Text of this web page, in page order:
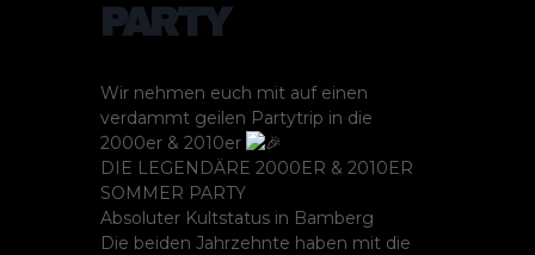
PARTY
Wir nehmen euch mit auf einen
verdammt geilen Partytrip in die
2000er & 2010er
DIE LEGENDÄRE 2000ER & 2010ER
SOMMER PARTY
Absoluter Kultstatus in Bamberg
Die beiden Jahrzehnte haben mit die